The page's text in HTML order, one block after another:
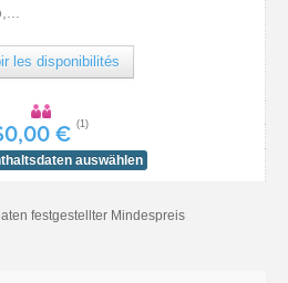
les disponibilités
€
(1)
auswählen
festgestellter Mindespreis